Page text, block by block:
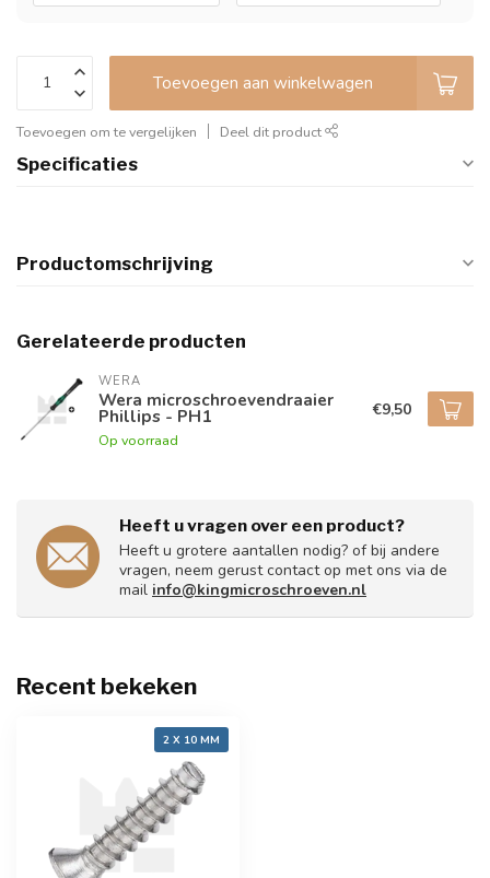
Toevoegen aan winkelwagen
Toevoegen om te vergelijken Deel dit product
Specificaties
Productomschrijving
Gerelateerde producten
WERA
Wera microschroevendraaier
Phillips - PH1
Op voorraad
€9,50
Heeft u vragen over een product?
Heeft u grotere aantallen nodig? of bij andere
vragen, neem gerust contact op met ons via de
mail info@kingmicroschroeven.nl
Recent bekeken
2 X 10 MM